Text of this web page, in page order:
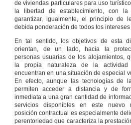
de viviendas particulares para uso
la libertad de establecimiento, con la
garantizar, igualmente, el principio de
debida ponderación de todos los
En tal sentido, los objetivos de esta
orientan, de un lado, hacia la
personas usuarias de los alojamientos,
la propia naturaleza de la actividad
encuentran en una situación de especial
En efecto, aunque las tecnologías de
permiten acceder a distancia y de
inmediata a una gran cantidad de
servicios disponibles en este nuevo
posición contractual es especialmente
perentoriedad que caracteriza la